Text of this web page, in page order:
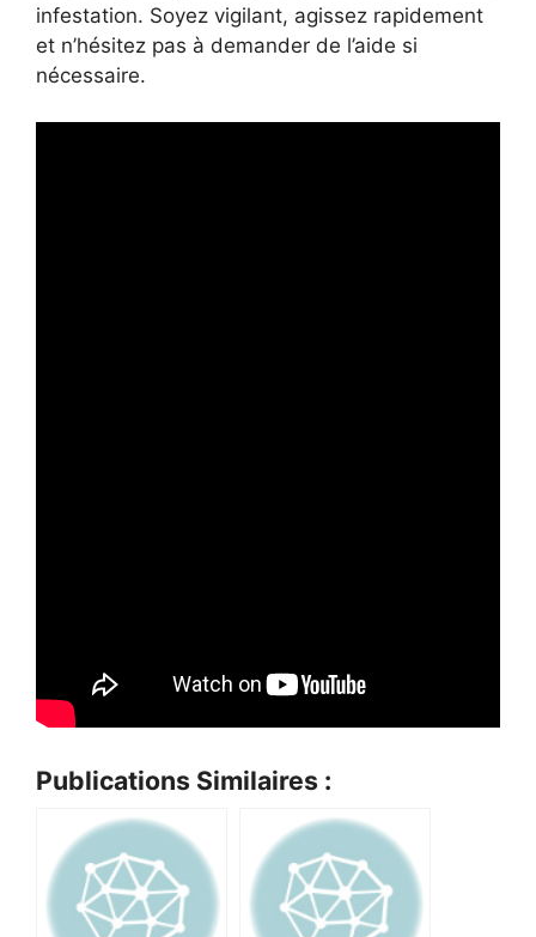
infestation. Soyez vigilant, agissez rapidement
et n’hésitez pas à demander de l’aide si
nécessaire.
Publications Similaires :